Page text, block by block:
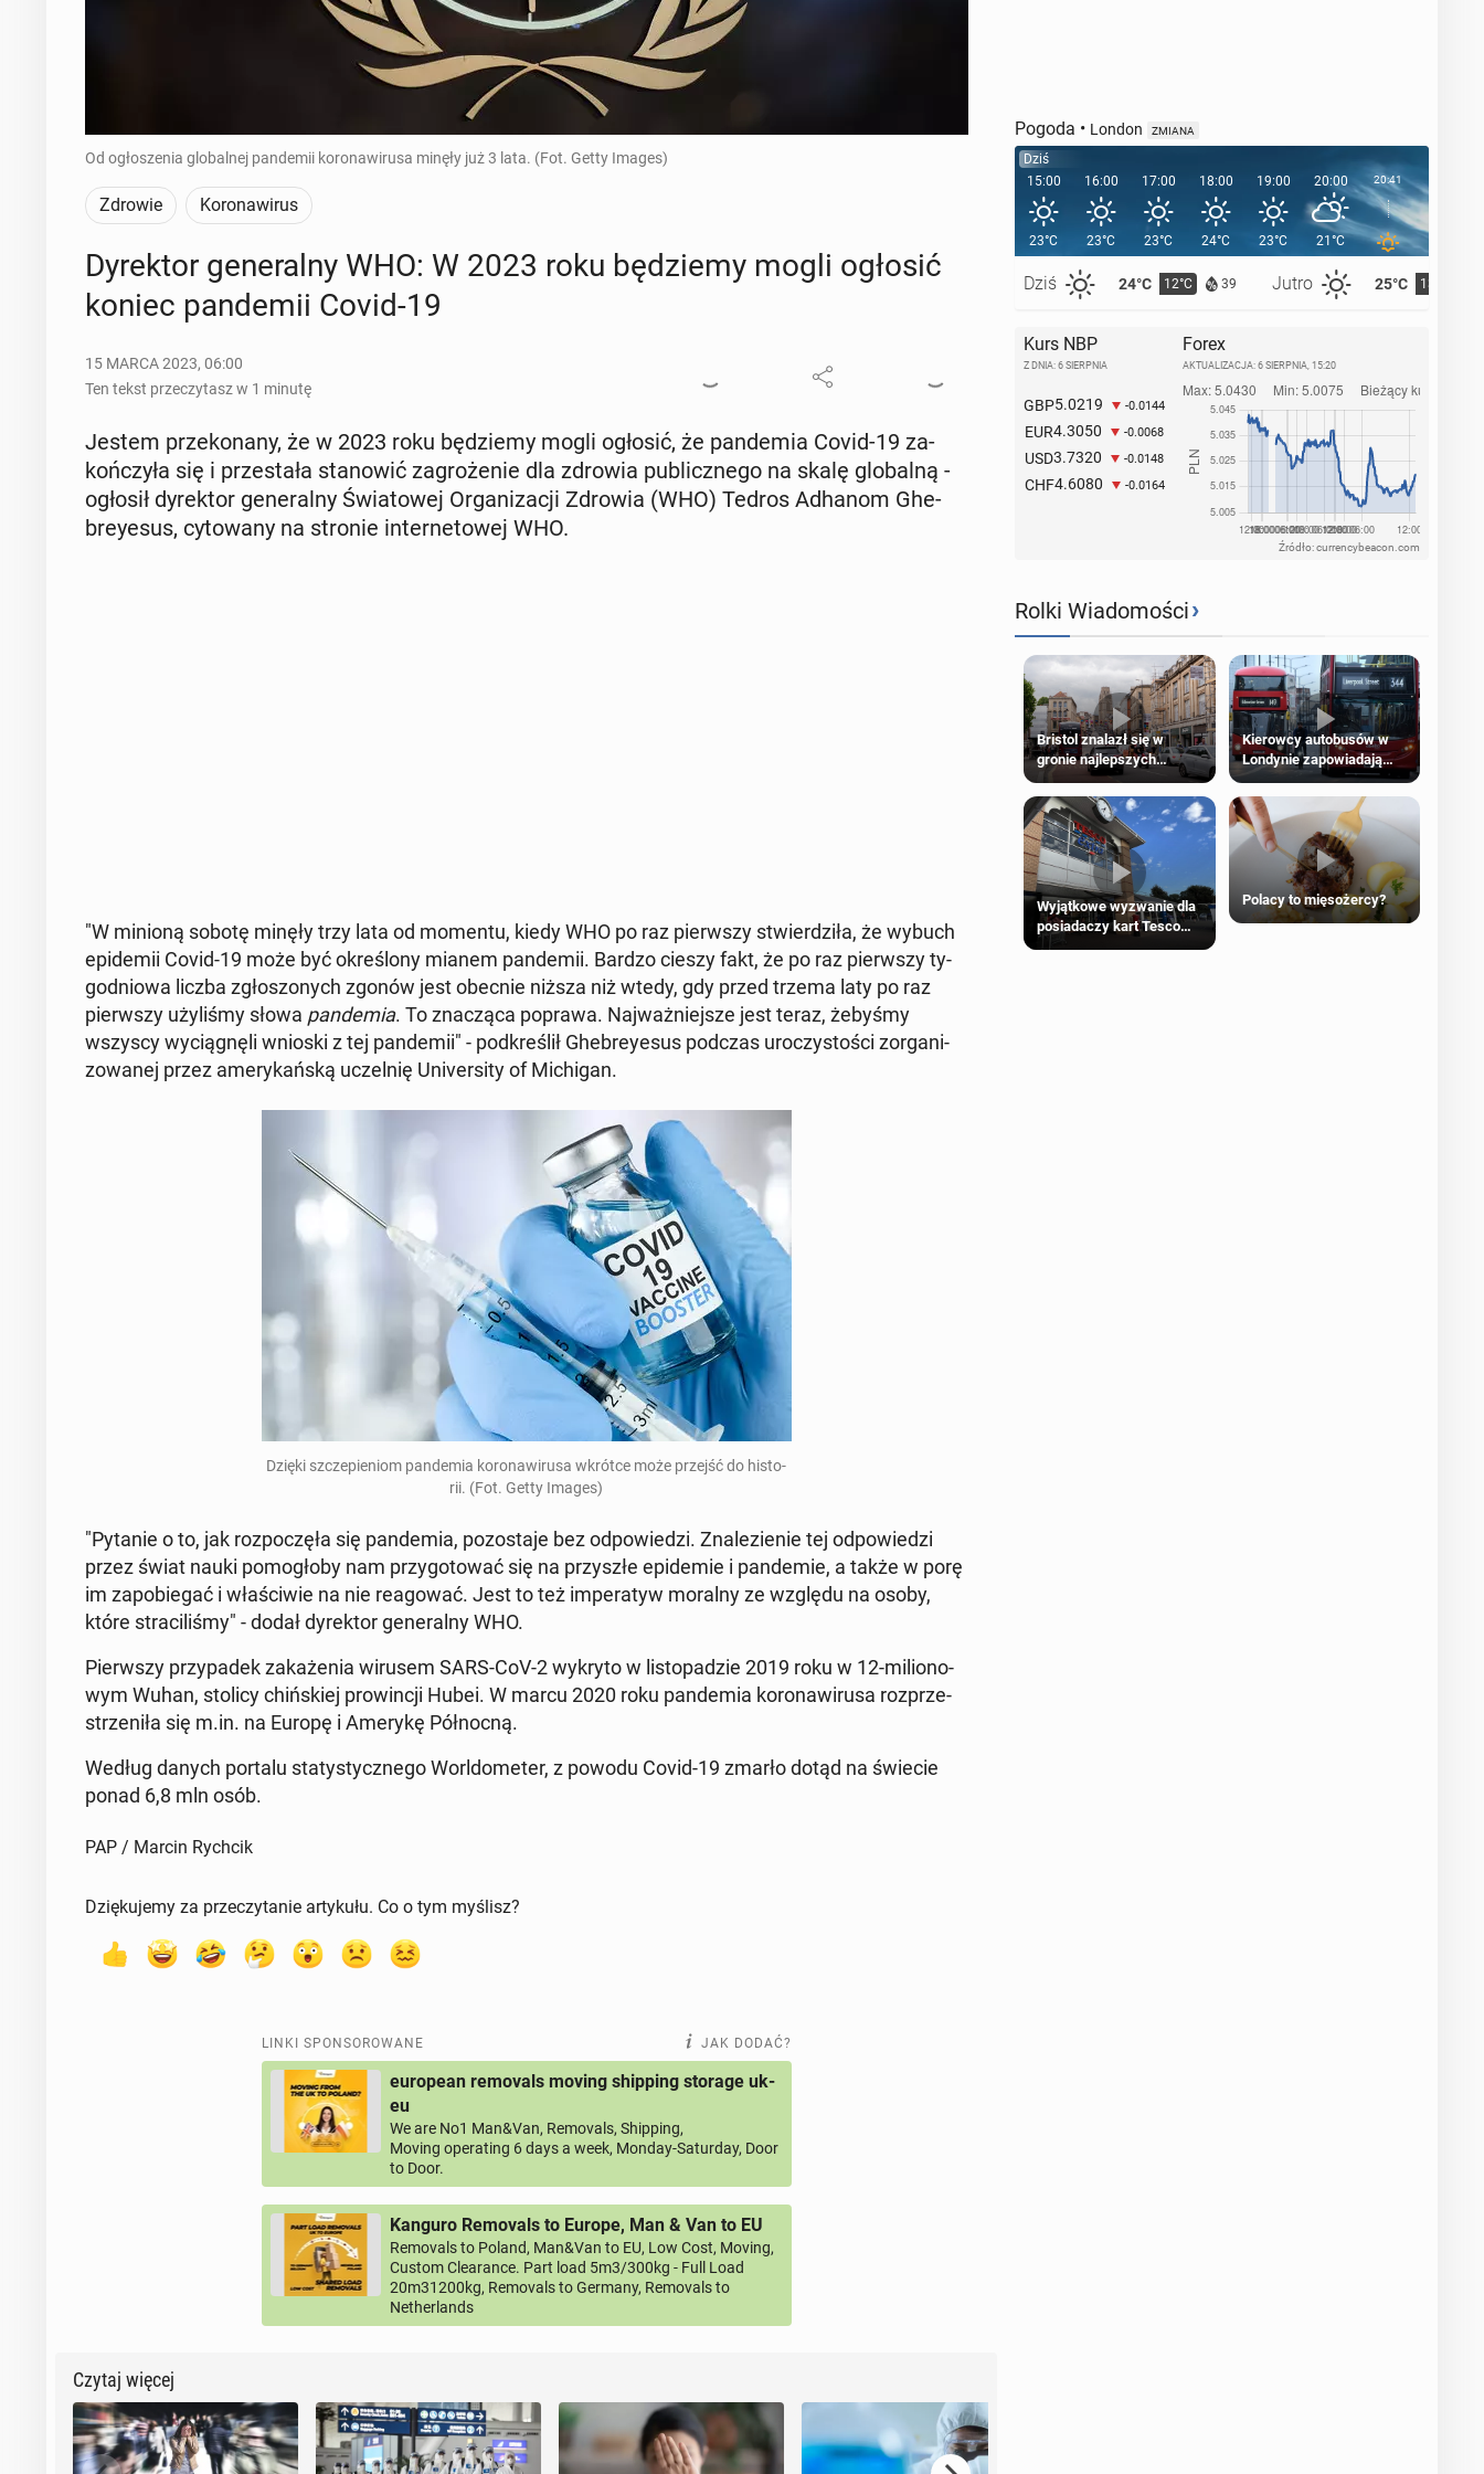
Od ogłoszenia globalnej pandemii koronawirusa minęły już 3 lata. (Fot. Getty Images)
Zdrowie Koronawirus
Dy­rek­tor ge­ne­ral­ny WHO: W 2023 roku bę­dzie­my mogli ogłosić
koniec pan­de­mii Covid-19
15 MARCA 2023, 06:00
Ten tekst przeczytasz w 1 minutę
Jestem prze­ko­na­ny, że w 2023 roku bę­dzie­my mogli ogłosić, że pan­de­mia Covid-19 za­
koń­czy­ła się i prze­sta­ła sta­no­wić za­gro­że­nie dla zdrowia pu­blicz­ne­go na skalę glo­bal­ną -
ogłosił dy­rek­tor ge­ne­ral­ny Świa­to­wej Or­ga­ni­za­cji Zdrowia (WHO) Tedros Adhanom Ghe­
brey­esus, cy­to­wa­ny na stronie in­ter­ne­to­wej WHO.
"W minioną sobotę minęły trzy lata od momentu, kiedy WHO po raz pierw­szy stwier­dzi­ła, że wybuch
epi­de­mii Covid-19 może być okre­ślo­ny mianem pan­de­mii. Bardzo cieszy fakt, że po raz pierw­szy ty­
go­dnio­wa liczba zgło­szo­nych zgonów jest obecnie niższa niż wtedy, gdy przed trzema laty po raz
pierw­szy uży­li­śmy słowa pan­de­mia. To zna­czą­ca poprawa. Naj­waż­niej­sze jest teraz, żebyśmy
wszyscy wy­cią­gnę­li wnioski z tej pan­de­mii" - pod­kre­ślił Ghe­brey­esus podczas uro­czy­sto­ści zor­ga­ni­
zo­wa­nej przez ame­ry­kań­ską uczel­nię Uni­ver­si­ty of Mi­chi­gan.
Dzięki szcze­pie­niom pan­de­mia ko­ro­na­wi­ru­sa wkrótce może przejść do hi­sto­
rii. (Fot. Getty Images)
"Pytanie o to, jak roz­po­czę­ła się pan­de­mia, po­zo­sta­je bez od­po­wie­dzi. Zna­le­zie­nie tej od­po­wie­dzi
przez świat nauki po­mo­gło­by nam przy­go­to­wać się na przy­szłe epi­de­mie i pan­de­mie, a także w porę
im za­po­bie­gać i wła­ści­wie na nie re­ago­wać. Jest to też im­pe­ra­tyw moralny ze względu na osoby,
które stra­ci­li­śmy" - dodał dy­rek­tor ge­ne­ral­ny WHO.
Pierw­szy przy­pa­dek za­ka­że­nia wirusem SARS-CoV-2 wykryto w li­sto­pa­dzie 2019 roku w 12-mi­lio­no­
wym Wuhan, stolicy chiń­skiej pro­win­cji Hubei. W marcu 2020 roku pan­de­mia ko­ro­na­wi­ru­sa roz­prze­
strze­ni­ła się m.in. na Europę i Amerykę Pół­noc­ną.
Według danych portalu sta­ty­stycz­ne­go Worl­do­me­ter, z powodu Covid-19 zmarło dotąd na świecie
ponad 6,8 mln osób.
PAP / Marcin Rychcik
Dziękujemy za przeczytanie artykułu. Co o tym myślisz?
LINKI SPONSOROWANE JAK DODAĆ?
european removals moving shipping storage uk-
eu
We are No1 Man&Van, Removals, Shipping,
Moving operating 6 days a week, Monday-Saturday, Door
to Door.
Kanguro Removals to Europe, Man & Van to EU
Removals to Poland, Man&Van to EU, Low Cost, Moving,
Custom Clearance. Part load 5m3/300kg - Full Load
20m31200kg, Removals to Germany, Removals to
Netherlands
Czytaj więcej
Pogoda • London ZMIANA
Dziś
15:00
23°C
Dziś 24°C 12°C 39 Jutro 25°C 13°C
16:00
23°C
17:00
23°C
18:00
24°C
19:00
23°C
20:00
21°C
20:41 21:00
Kurs NBP
Z DNIA: 6 SIERPNIA
GBP5.0219 -0.0144
EUR4.3050 -0.0068
USD3.7320 -0.0148
CHF4.6080 -0.0164
Forex
AKTUALIZACJA: 6 SIERPNIA, 15:20
Źródło: currencybeacon.com
Rolki Wiadomości›
Bristol znalazł się w
gronie najlepszych
kierunków podróży na
świecie
Kierowcy autobusów w
Londynie zapowiadają
strajki
Wyjątkowe wyzwanie dla
posiadaczy kart Tesco
Clubcard!
Polacy to mięsożercy?